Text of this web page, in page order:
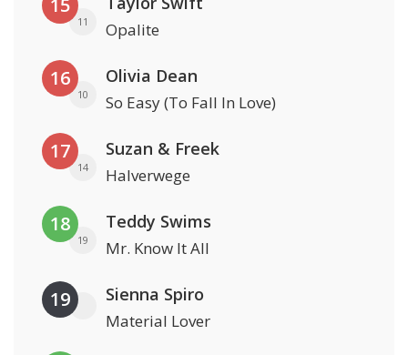
15
11 Opalite
16
10
Olivia Dean
So Easy (To Fall In Love)
17
14
Suzan & Freek
Halverwege
18
19
Teddy Swims
Mr. Know It All
19 Sienna Spiro
Material Lover